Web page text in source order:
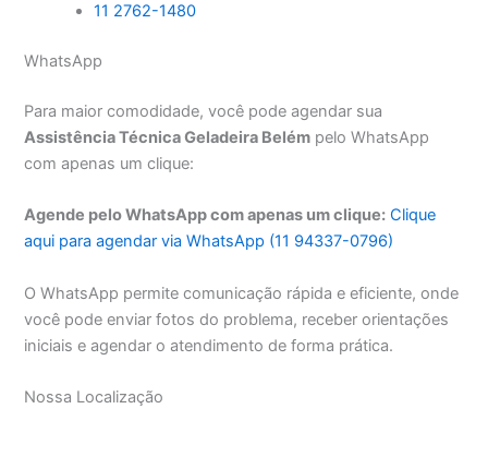
11 2762-1480
WhatsApp
Para maior comodidade, você pode agendar sua
Assistência Técnica Geladeira Belém pelo WhatsApp
com apenas um clique:
Agende pelo WhatsApp com apenas um clique: Clique
aqui para agendar via WhatsApp (11 94337-0796)
O WhatsApp permite comunicação rápida e eficiente, onde
você pode enviar fotos do problema, receber orientações
iniciais e agendar o atendimento de forma prática.
Nossa Localização